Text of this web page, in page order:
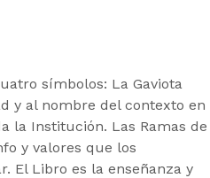
símbolos: La Gaviota
y al nombre del contexto en
la Institución. Las Ramas de
y valores que los
El Libro es la enseñanza y